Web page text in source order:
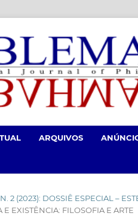
ARQUIVOS
2 (2023): DOSSIÊ ESPECIAL –
EXISTÊNCIA: FILOSOFIA E ARTE